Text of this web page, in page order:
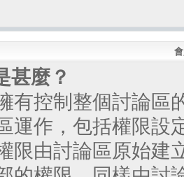
甚麼？
有控制整個討論區
運作，包括權限設
限由討論區原始建